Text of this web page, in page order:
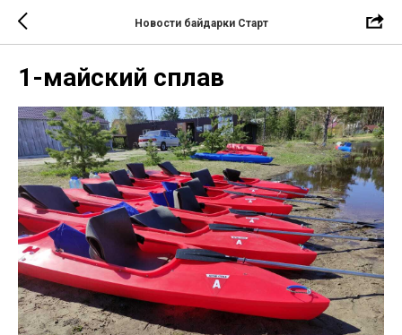
Новости байдарки Старт
1-майский сплав